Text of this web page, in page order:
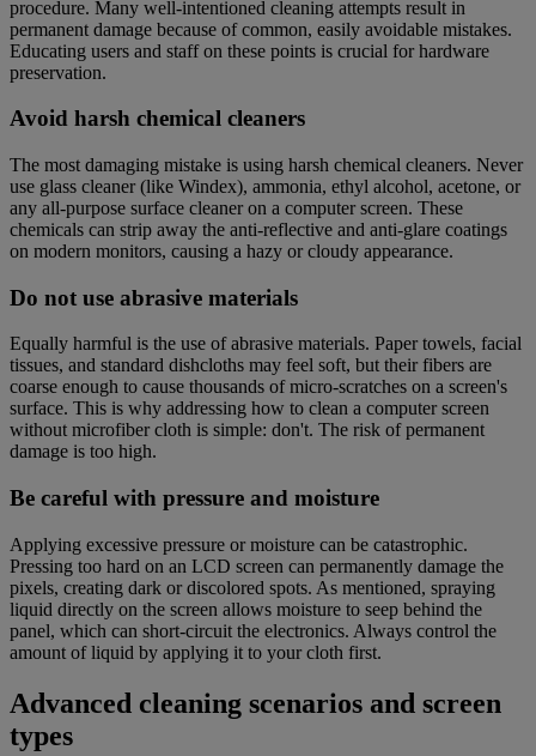
procedure. Many well-intentioned cleaning attempts result in
permanent damage because of common, easily avoidable mistakes.
Educating users and staff on these points is crucial for hardware
preservation.
Avoid harsh chemical cleaners
The most damaging mistake is using harsh chemical cleaners. Never
use glass cleaner (like Windex), ammonia, ethyl alcohol, acetone, or
any all-purpose surface cleaner on a computer screen. These
chemicals can strip away the anti-reflective and anti-glare coatings
on modern monitors, causing a hazy or cloudy appearance.
Do not use abrasive materials
Equally harmful is the use of abrasive materials. Paper towels, facial
tissues, and standard dishcloths may feel soft, but their fibers are
coarse enough to cause thousands of micro-scratches on a screen's
surface. This is why addressing how to clean a computer screen
without microfiber cloth is simple: don't. The risk of permanent
damage is too high.
Be careful with pressure and moisture
Applying excessive pressure or moisture can be catastrophic.
Pressing too hard on an LCD screen can permanently damage the
pixels, creating dark or discolored spots. As mentioned, spraying
liquid directly on the screen allows moisture to seep behind the
panel, which can short-circuit the electronics. Always control the
amount of liquid by applying it to your cloth first.
Advanced cleaning scenarios and screen
types